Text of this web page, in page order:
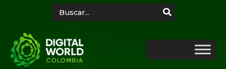
contenido
for: